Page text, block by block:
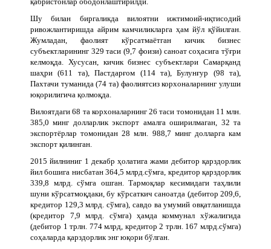
Шу билан биргаликда вилоятни ижтимоий-иқтисодий
ривожлантиришда айрим камчиликларга ҳам йўл қўйилган.
Жумладан, фаолият кўрсатмаётган кичик бизнес
субъектларининг 329 таси (9,7 фоизи) саноат соҳасига тўғри
келмоқда. Хусусан, кичик бизнес субъектлари Самарқанд
шаҳри (611 та), Пастдарғом (114 та), Булунғур (98 та),
Пахтачи туманида (74 та) фаолиятсиз корхоналарнинг улуши
юқорилигича қолмоқда.
Вилоятдаги 68 та корхоналарнинг 26 таси томонидан 11 млн.
385,0 минг долларлик экспорт амалга оширилмаган, 32 та
экспортёрлар томонидан 28 млн. 988,7 минг долларга кам
экспорт қилинган.
2015 йилниниг 1 декабр ҳолатига жами дебитор қарздорлик
йил бошига нисбатан 364,5 млрд.сўмга, кредитор қарздорлик
339,8 млрд. сўмга ошган. Тармоқлар кесимидаги таҳлили
шуни кўрсатмоқдаки, бу кўрсаткич саноатда (дебитор 209,6,
кредитор 129,3 млрд. сўмга), савдо ва умумий овқатланишда
(кредитор 7,9 млрд. сўмга) ҳамда коммунал хўжалигида
(дебитор 1 трлн. 774 млрд, кредитор 2 трлн. 167 млрд.сўмга)
соҳаларда қарздорлик энг юқори бўлган.